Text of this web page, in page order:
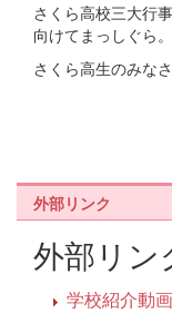
さくら高校三大行
向けてまっしぐら。
さくら高生のみな
外部リンク
外部リン
学校紹介動画